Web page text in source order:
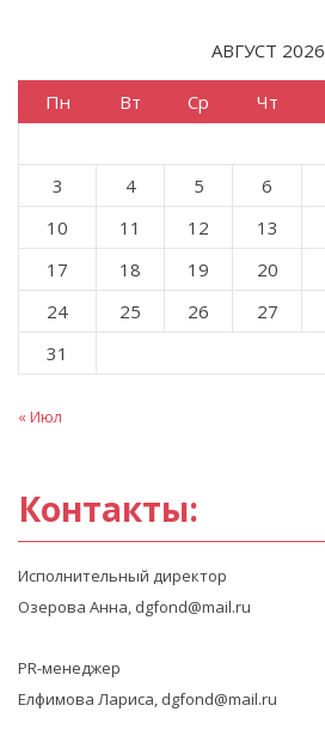
АВГУСТ 2026
Пн Вт Ср Чт
3
4 5 6
10
11 12 13
17
18 19 20
24
25 26 27
31
« Июл
Контакты:
Исполнительный директор
Озерова Анна, dgfond@mail.ru
PR-менеджер
Елфимова Лариса, dgfond@mail.ru